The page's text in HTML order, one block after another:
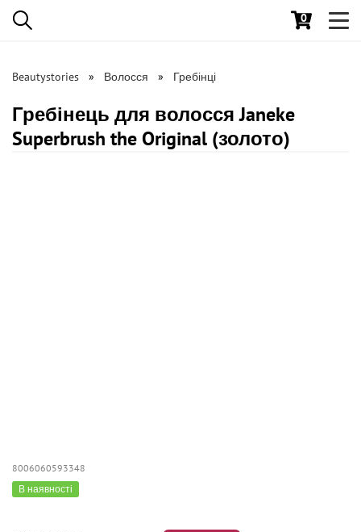
0
Beautystories Волосся Гребінці
Гребінець для волосся Janeke
Superbrush the Original (золото)
8006060593348
В наявності